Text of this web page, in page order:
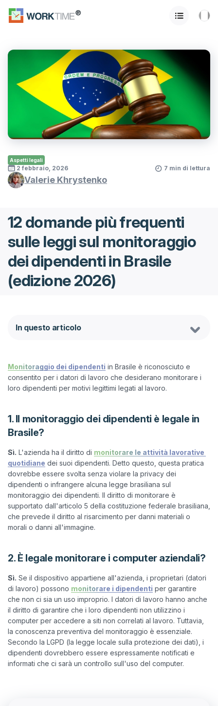
Aspetti legali
2 febbraio, 2026 7 min di lettura
Valerie Khrystenko
12 domande più frequenti
sulle leggi sul monitoraggio
dei dipendenti in Brasile
(edizione 2026)
In questo articolo
Monitoraggio dei dipendenti in Brasile è riconosciuto e
consentito per i datori di lavoro che desiderano monitorare i
1. Il monitoraggio dei dipendenti è legale in
Brasile?
Sì. L'azienda ha il diritto di monitorare le attività lavorative
quotidiane dei suoi dipendenti. Detto questo, questa pratica
dovrebbe essere svolta senza violare la privacy dei
dipendenti o infrangere alcuna legge brasiliana sul
monitoraggio dei dipendenti. Il diritto di monitorare è
supportato dall'articolo 5 della costituzione federale brasiliana,
che prevede il diritto al risarcimento per danni materiali o
2. È legale monitorare i computer aziendali?
Sì. Se il dispositivo appartiene all'azienda, i proprietari (datori
di lavoro) possono monitorare i dipendenti per garantire
che non ci sia un uso improprio. I datori di lavoro hanno anche
il diritto di garantire che i loro dipendenti non utilizzino i
computer per accedere a siti non correlati al lavoro. Tuttavia,
la conoscenza preventiva del monitoraggio è essenziale.
Secondo la LGPD (la legge locale sulla protezione dei dati), i
dipendenti dovrebbero essere espressamente notificati e